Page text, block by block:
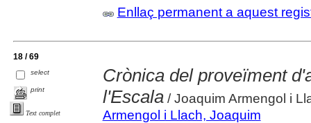
Enllaç permanent a aquest
18 / 69
select
print
Text complet
Crònica del proveïment
l'Escala/ Joaquim Armengol i
Armengol i Llach, Joaquim